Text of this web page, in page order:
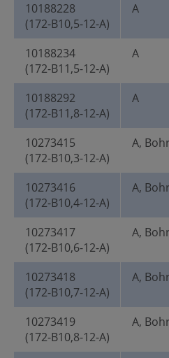
10188228
(172-B10,5-12-A)
A
10188234
(172-B11,5-12-A)
A
10188292
(172-B11,8-12-A)
A
10273415
(172-B10,3-12-A)
A,
10273416
(172-B10,4-12-A)
A,
10273417
(172-B10,6-12-A)
A,
10273418
(172-B10,7-12-A)
A,
10273419
(172-B10,8-12-A)
A,